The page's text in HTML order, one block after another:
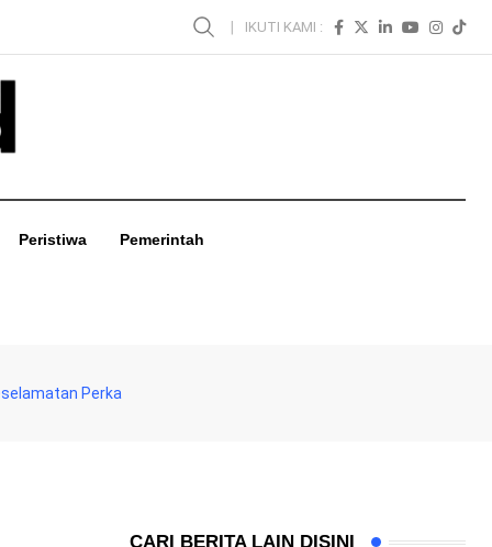
IKUTI KAMI :
Peristiwa Pemerintah
Perka
CARI BERITA LAIN DISINI